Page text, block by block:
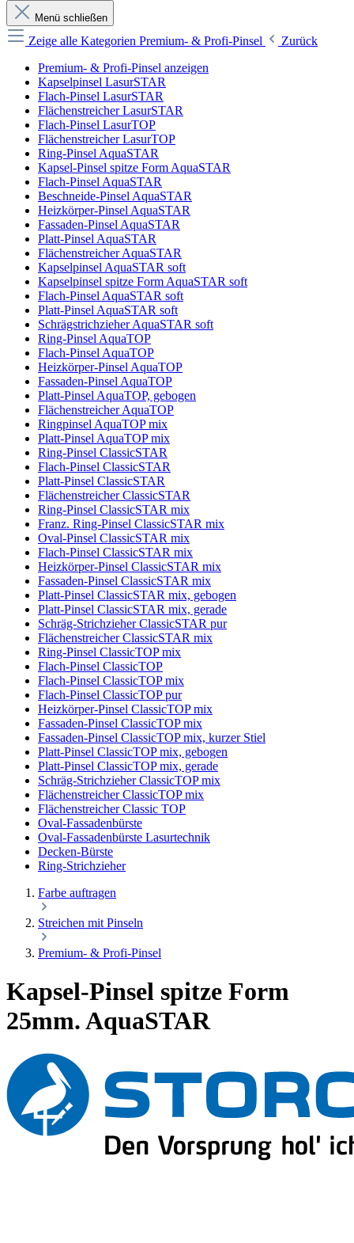
Menü schließen
Zeige alle Kategorien Premium- & Profi-Pinsel
Zurück
Premium- & Profi-Pinsel anzeigen
Kapselpinsel LasurSTAR
Flach-Pinsel LasurSTAR
Flächenstreicher LasurSTAR
Flach-Pinsel LasurTOP
Flächenstreicher LasurTOP
Ring-Pinsel AquaSTAR
Kapsel-Pinsel spitze Form AquaSTAR
Flach-Pinsel AquaSTAR
Beschneide-Pinsel AquaSTAR
Heizkörper-Pinsel AquaSTAR
Fassaden-Pinsel AquaSTAR
Platt-Pinsel AquaSTAR
Flächenstreicher AquaSTAR
Kapselpinsel AquaSTAR soft
Kapselpinsel spitze Form AquaSTAR soft
Flach-Pinsel AquaSTAR soft
Platt-Pinsel AquaSTAR soft
Schrägstrichzieher AquaSTAR soft
Ring-Pinsel AquaTOP
Flach-Pinsel AquaTOP
Heizkörper-Pinsel AquaTOP
Fassaden-Pinsel AquaTOP
Platt-Pinsel AquaTOP, gebogen
Flächenstreicher AquaTOP
Ringpinsel AquaTOP mix
Platt-Pinsel AquaTOP mix
Ring-Pinsel ClassicSTAR
Flach-Pinsel ClassicSTAR
Platt-Pinsel ClassicSTAR
Flächenstreicher ClassicSTAR
Ring-Pinsel ClassicSTAR mix
Franz. Ring-Pinsel ClassicSTAR mix
Oval-Pinsel ClassicSTAR mix
Flach-Pinsel ClassicSTAR mix
Heizkörper-Pinsel ClassicSTAR mix
Fassaden-Pinsel ClassicSTAR mix
Platt-Pinsel ClassicSTAR mix, gebogen
Platt-Pinsel ClassicSTAR mix, gerade
Schräg-Strichzieher ClassicSTAR pur
Flächenstreicher ClassicSTAR mix
Ring-Pinsel ClassicTOP mix
Flach-Pinsel ClassicTOP
Flach-Pinsel ClassicTOP mix
Flach-Pinsel ClassicTOP pur
Heizkörper-Pinsel ClassicTOP mix
Fassaden-Pinsel ClassicTOP mix
Fassaden-Pinsel ClassicTOP mix, kurzer Stiel
Platt-Pinsel ClassicTOP mix, gebogen
Platt-Pinsel ClassicTOP mix, gerade
Schräg-Strichzieher ClassicTOP mix
Flächenstreicher ClassicTOP mix
Flächenstreicher Classic TOP
Oval-Fassadenbürste
Oval-Fassadenbürste Lasurtechnik
Decken-Bürste
Ring-Strichzieher
Farbe auftragen
Streichen mit Pinseln
Premium- & Profi-Pinsel
Kapsel-Pinsel spitze Form
25mm. AquaSTAR